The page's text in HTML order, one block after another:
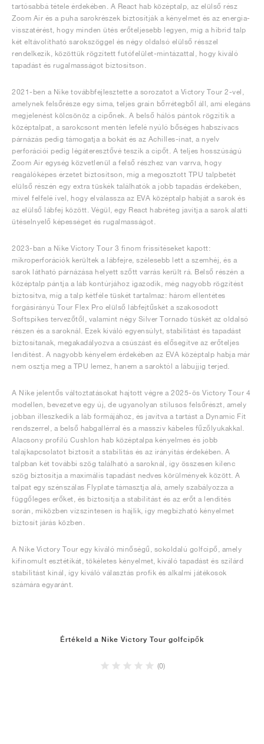
tartósabbá tétele érdekében. A React hab középtalp, az elülső rész
Zoom Air és a puha sarokrészek biztosítják a kényelmet és az energia-
visszatérést, hogy minden ütés erőteljesebb legyen, míg a hibrid talp
két eltávolítható sarokszöggel és négy oldalsó elülső résszel
rendelkezik, közöttük rögzített futófelület-mintázattal, hogy kiváló
tapadást és rugalmasságot biztosítson.
2021-ben a Nike továbbfejlesztette a sorozatot a Victory Tour 2-vel,
amelynek felsőrésze egy sima, teljes grain bőrrétegből áll, ami elegáns
megjelenést kölcsönöz a cipőnek. A belső hálós pántok rögzítik a
középtalpat, a sarokcsont mentén lefelé nyúló bőséges habszivacs
párnázás pedig támogatja a bokát és az Achilles-ínat, a nyelv
perforációi pedig légáteresztővé teszik a cipőt. A teljes hosszúságú
Zoom Air egység közvetlenül a felső részhez van varrva, hogy
reagálóképes érzetet biztosítson, míg a megosztott TPU talpbetét
elülső részén egy extra tüskék találhatók a jobb tapadás érdekében,
mivel felfelé ível, hogy elválassza az EVA középtalp habját a sarok és
az elülső lábfej között. Végül, egy React habréteg javítja a sarok alatti
ütéselnyelő képességet és rugalmasságot.
2023-ban a Nike Victory Tour 3 finom frissítéseket kapott:
mikroperforációk kerültek a lábfejre, szélesebb lett a szemhéj, és a
sarok látható párnázása helyett szőtt varrás került rá. Belső részén a
középtalp pántja a láb kontúrjához igazodik, még nagyobb rögzítést
biztosítva, míg a talp kétféle tüskét tartalmaz: három ellentétes
forgásirányú Tour Flex Pro elülső lábfejtűskét a szakosodott
Softspikes tervezőtől, valamint négy Silver Tornado tüskét az oldalsó
részen és a saroknál. Ezek kiváló egyensúlyt, stabilitást és tapadást
biztosítanak, megakadályozva a csúszást és elősegítve az erőteljes
lendítést. A nagyobb kényelem érdekében az EVA középtalp habja már
nem osztja meg a TPU lemez, hanem a saroktól a lábujjig terjed.
A Nike jelentős változtatásokat hajtott végre a 2025-ös Victory Tour 4
modellen, bevezetve egy új, de ugyanolyan stílusos felsőrészt, amely
jobban illeszkedik a láb formájához, és javítva a tartást a Dynamic Fit
rendszerrel, a belső habgallérral és a masszív kábeles fűzőlyukakkal.
Alacsony profilú Cushlon hab középtalpa kényelmes és jobb
talajkapcsolatot biztosít a stabilitás és az irányítás érdekében. A
talpban két további szög található a saroknál, így összesen kilenc
szög biztosítja a maximális tapadást nedves körülmények között. A
talpat egy szénszálas Flyplate támasztja alá, amely szabályozza a
függőleges erőket, és biztosítja a stabilitást és az erőt a lendítés
során, miközben vízszintesen is hajlik, így megbízható kényelmet
biztosít járás közben.
A Nike Victory Tour egy kiváló minőségű, sokoldalú golfcipő, amely
kifinomult esztétikát, tökéletes kényelmet, kiváló tapadást és szilárd
stabilitást kínál, így kiváló választás profik és alkalmi játékosok
számára egyaránt.
Értékeld a Nike Victory Tour golfcipők
(0)